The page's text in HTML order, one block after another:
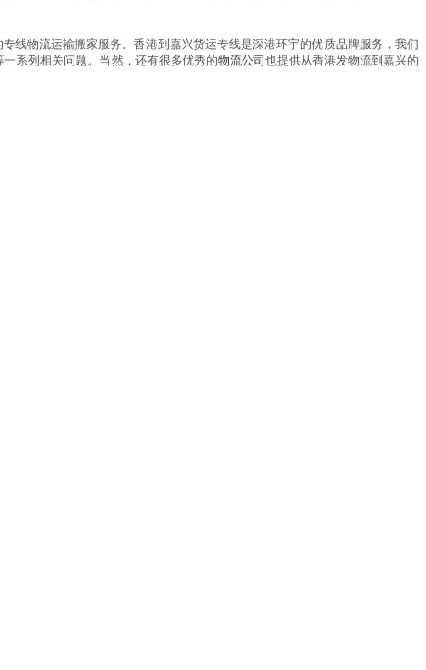
线物流运输搬家服务。香港到嘉兴货运专线是深港环宇的优质品牌服务，我们
系列相关问题。当然，还有很多优秀的物流公司 也提供从香港发物流到嘉兴的